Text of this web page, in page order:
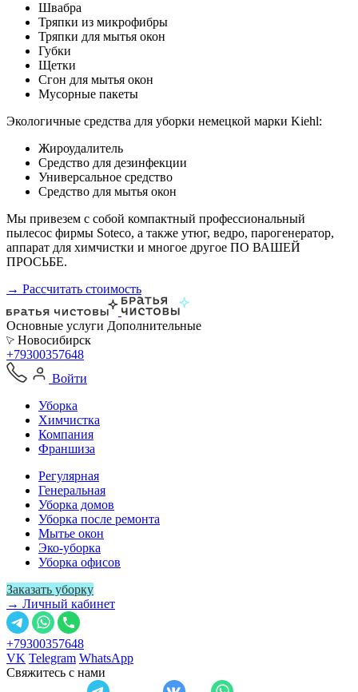
Швабра
Тряпки из микрофибры
Тряпки для мытья окон
Губки
Щетки
Сгон для мытья окон
Мусорные пакеты
Экологичные средства для уборки немецкой марки Kiehl:
Жироудалитель
Средство для дезинфекции
Универсальное средство
Средство для мытья окон
Мы привезем с собой компактный профессиональный
пылесос фирмы Soteco, а также утюг, ведро, парогенератор,
аппарат для химчистки и многое другое ПО ВАШЕЙ
ПРОСЬБЕ.
→ Рассчитать стоимость
Основные услуги Дополнительные
Новосибирск
+79300357648
Войти
Уборка
Химчистка
Компания
Франшиза
Регулярная
Генеральная
Уборка домов
Уборка после ремонта
Мытье окон
Эко-уборка
Уборка офисов
Заказать уборку
→ Личный кабинет
+79300357648
VK Telegram WhatsApp
Свяжитесь с нами